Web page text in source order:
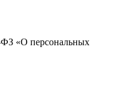
ФЗ «О персональных